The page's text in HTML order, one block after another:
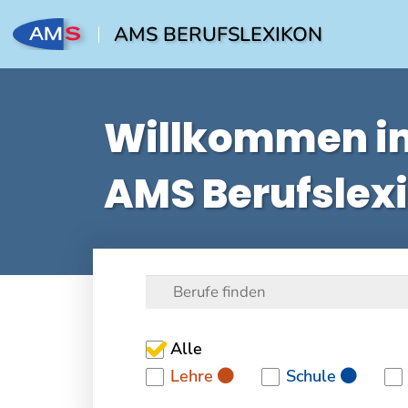
AMS BERUFSLEXIKON
Willkommen
AMS
Alle
Lehre
Schule